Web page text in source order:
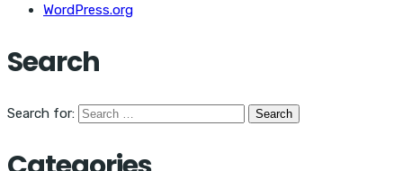
WordPress.org
Search
Search for: